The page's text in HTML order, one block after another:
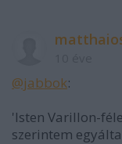
@jabbok:
'Isten Varillon-
szerintem